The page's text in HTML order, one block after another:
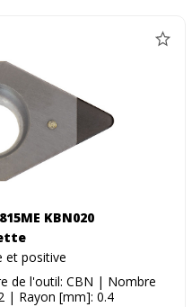
KBN020
et positive
de l'outil: CBN | Nombre
| Rayon [mm]: 0.4